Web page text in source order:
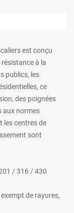
est conçu
à la
publics, les
ce
des poignées
aux normes
les centres de
sont
/ 316 / 430
de rayures,